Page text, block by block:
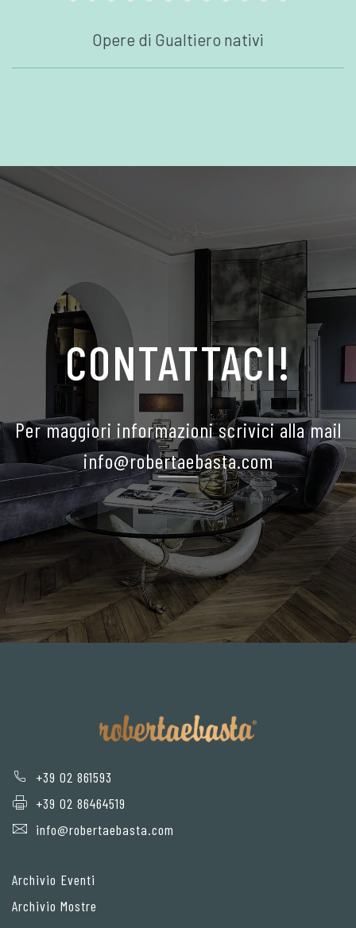
Opere di Gualtiero nativi
CONTATTACI!
Per maggiori informazioni scrivici alla mail
info@robertaebasta.com
+39 02 861593
+39 02 86464519
info@robertaebasta.com
Archivio Eventi
Archivio Mostre